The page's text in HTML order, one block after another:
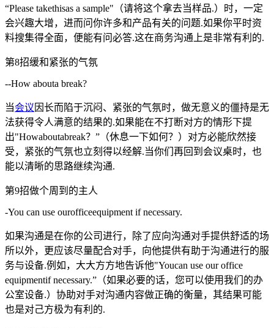
“Please takethisas a sample"（请将这个拿去当样品.）时，一定
会兴趣大增，进而问你许多和产品有关的问题.如果你平时资
料搜集得全面，便能有问必答.这在商务沟通上是非常有利的.
第8招缓和紧张的气氛
--How abouta break?
当会议 因长而陷于沉闷、紧张的气氛时，做无意义的僵持是无
法获得令人满意的结果的.如果能在不打断对方的情形下提
出"Howaboutabreak？”（休息一下如何？）对方必能欣然接
受，紧张的气氛也立刻得以经解.当你们再回到会议桌时，也
能以清晰的思路继续沟通.
第9招做个周到的主人
-You can use ourofficeequipment if necessary.
如果沟通是在你的公司进行，除了应向沟通对手提供舒适的场
所以外，更应该尽量配合对手，向他提供有助于沟通进行的服
务与设备.例如，大大方方地告诉他"Youcan use our office
equipmentif necessary.”（如果必要的话，您可以使用我们的办
公室设备.）协助对手对沟通内容做正确的衡量，其结果可能
也是对己方极为有利的.